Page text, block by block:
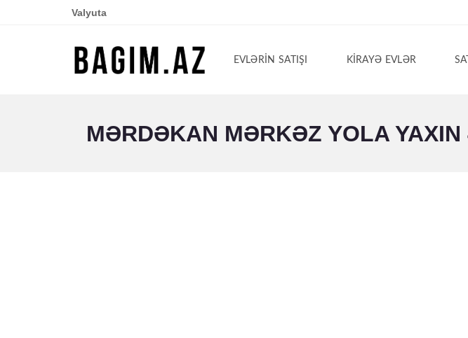
Valyuta
EVLƏRIN SATIŞI KIRAYƏ EVLƏR
MƏRDƏKAN MƏRKƏZ YOLA